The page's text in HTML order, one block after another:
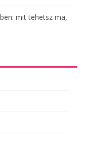
mit tehetsz ma,